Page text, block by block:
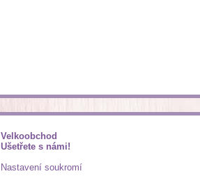
Velkoobchod
Ušetřete s námi!
Nastavení soukromí